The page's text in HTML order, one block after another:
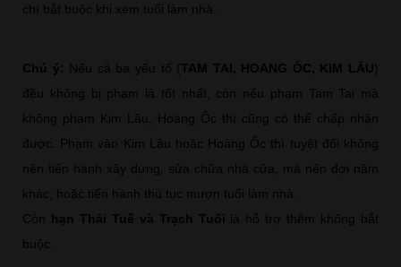
chí bắt buộc khi xem tuổi làm nhà.
Chú ý: Nếu cả ba yếu tố ( TAM TAI, HOANG ỐC, KIM LÂU
đều không bị phạm là tốt nhất, còn nếu phạm Tam Tai mà
không phạm Kim Lâu, Hoàng Ốc thì cũng có thể chấp nhận
được. Phạm vào Kim Lâu hoặc Hoàng Ốc thì tuyệt đối không
nên tiến hành xây dựng, sửa chữa nhà cửa, mà nên đợi năm
khác, hoặc tiến hành thủ tục mượn tuổi làm nhà.
Còn hạn Thái Tuế và Trạch Tuổi là hỗ trợ thêm không bắt
buộc.